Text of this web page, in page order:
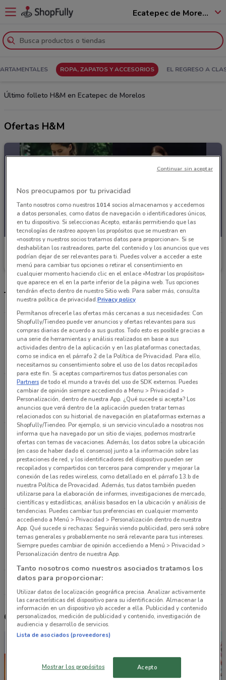
Ecatepec de Morelos - 55100
ROPA, ZAPATOS Y ACCESORIOS EL REGRESO A
Último folleto H&M en Ecatepec de Morelos
Ofertas H&M
H&M
Caduca el 31/08
Tienda H&M y horario
Via Jose Lopez Portillo #1, Col. San Francisco
Coacalco, Cocalco de Berriozabal Ciudad De
México
13.3 km
CERRADO
Via Vallejo, Calz Vallejo S/N Colonia Sta Cruz de
las Salinas Ciudad De México
14.8 km
CERRADO
Calle Ote., No. 158 389, Ciudad De México
15.1 km
CERRADO
Calle Francisco I. Madero #26 & #28, Col. Centro,
Delecgación Cuauhtemoc Ciudad De México
17.5 km
CERRADO
Sor Juana Inés de La Cruz #232 & 280, Colonia San
Lorenzo, Municipio de Tlalnepantla de Baz Ciudad
De México
18.6 km
CERRADO
Otros catálogos cercanos
Nos preocupamos por tu privacidad
Tanto nosotros como nuestros 1014socios almacenamos y accedemos
a datos personales, como datos de navegación o identificadores únicos,
en tu dispositivo. Si seleccionas Acepto, estarás permitiendo que las
tecnologías de rastreo apoyen los propósitos que se muestran en
«nosotros y nuestros socios tratamos datos para proporcionar». Si se
deshabilitan los rastreadores, parte del contenido y los anuncios que ves
podrían dejar de ser relevantes para ti. Puedes volver a acceder a este
menú para cambiar tus opciones o retirar el consentimiento en
cualquier momento haciendo clic en el enlace «Mostrar los propósitos»
que aparece en el en la parte inferior de la página web. Tus opciones
tendrán efecto dentro de nuestro Sitio web. Para saber más, consulta
nuestra política de privacidad.Privacy policy
Permítanos ofrecerle las ofertas más cercanas a sus necesidades: Con
Shopfully/Tiendeo puede ver anuncios y ofertas relevantes para sus
compras diarias de acuerdo a sus gustos. Todo esto es posible gracias a
una serie de herramientas y análisis realizados en base a sus
actividades dentro de la aplicación y en las plataformas conectadas,
como se indica en el párrafo 2 de la Política de Privacidad. Para ello,
necesitamos su consentimiento sobre el uso de los datos recopilados
para este fin. Si aceptas compartiremos tus datos personales con
Partners de todo el mundo a través del uso de SDK externos. Puedes
cambiar de opinión siempre accediendo a Menu > Privacidad >
Personalización, dentro de nuestra App. ¿Qué sucede si acepta? Los
anuncios que verá dentro de la aplicación pueden tratar temas
relacionados con su historial de navegación en plataformas externas a
Shopfully/Tiendeo. Por ejemplo, si un servicio vinculado a nosotros nos
informa que ha navegado por un sitio de viajes, podemos mostrarle
ofertas con temas de vacaciones. Además, los datos sobre la ubicación
(en caso de haber dado el consenso) junto a la información sobre las
prestaciones de red, y los identificadores del dispositivo pueden ser
recopilados y compartidos con terceros para comprender y mejorar la
conexión de las redes wireless, como detallado en el párrafo 13.b de
nuestra Política de Provacidad. Además, tus datos también pueden
utilizarse para la elaboración de informes, investigaciones de mercado,
científicas y estadísticas, análisis basados en la ubicación y análisis de
tendencias. Puedes cambiar tus preferencias en cualquier momento
accediendo a Menú > Privacidad > Personalización dentro de nuestra
App. Qué sucede si rechazas: Seguirás viendo publicidad, pero será sobre
temas generales y probablemente no será relevante para tus intereses.
Siempre puedes cambiar de opinión accediendo a Menú > Privacidad >
Personalización dentro de nuestra App.
Tanto nosotros como nuestros asociados tratamos los
datos para proporcionar:
Utilizar datos de localización geográfica precisa. Analizar activamente
las características del dispositivo para su identificación. Almacenar la
información en un dispositivo y/o acceder a ella. Publicidad y contenido
personalizados, medición de publicidad y contenido, investigación de
audiencia y desarrollo de servicios.
Lista de asociados (proveedores)
Mostrar los propósitos Acepto
Continuar sin aceptar